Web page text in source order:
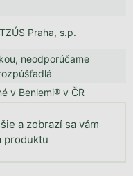
Praha, s.p.
neodporúčame
v Benlemi® v ČR
a zobrazí sa vám
produktu